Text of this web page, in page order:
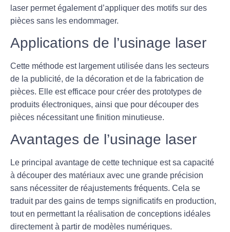
laser permet également d’appliquer des motifs sur des
pièces sans les endommager.
Applications de l’usinage laser
Cette méthode est largement utilisée dans les secteurs
de la publicité, de la décoration et de la fabrication de
pièces. Elle est efficace pour créer des prototypes de
produits électroniques, ainsi que pour découper des
pièces nécessitant une finition minutieuse.
Avantages de l’usinage laser
Le principal avantage de cette technique est sa capacité
à découper des matériaux avec une grande précision
sans nécessiter de réajustements fréquents. Cela se
traduit par des gains de temps significatifs en production,
tout en permettant la réalisation de conceptions idéales
directement à partir de modèles numériques.